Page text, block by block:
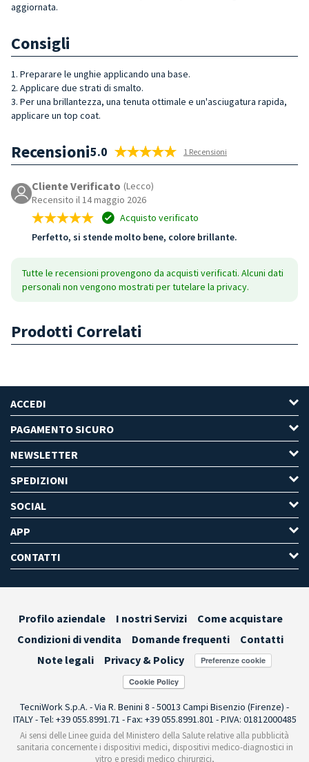
aggiornata.
Consigli
1. Preparare le unghie applicando una base.
2. Applicare due strati di smalto.
3. Per una brillantezza, una tenuta ottimale e un'asciugatura rapida,
applicare un top coat.
Recensioni5.0 1 Recensioni
Cliente Verificato (Lecco)
Recensito il 14 maggio 2026
Acquisto verificato
Perfetto, si stende molto bene, colore brillante.
Tutte le recensioni provengono da acquisti verificati. Alcuni dati
personali non vengono mostrati per tutelare la privacy.
Prodotti Correlati
ACCEDI
PAGAMENTO SICURO
NEWSLETTER
SPEDIZIONI
SOCIAL
APP
CONTATTI
Profilo aziendale I nostri Servizi
Come acquistare
Condizioni di vendita
Domande frequenti
Contatti
Note legali
Privacy & Policy Preferenze cookie
TecniWork S.p.A. - Via R. Benini 8 - 50013 Campi Bisenzio (Firenze) -
ITALY - Tel: +39 055.8991.71 - Fax: +39 055.8991.801 - P.IVA: 01812000485
Ai sensi delle Linee guida del Ministero della Salute relative alla pubblicità
sanitaria concernente i dispositivi medici, dispositivi medico-diagnostici in
vitro e presidi medico chirurgici,